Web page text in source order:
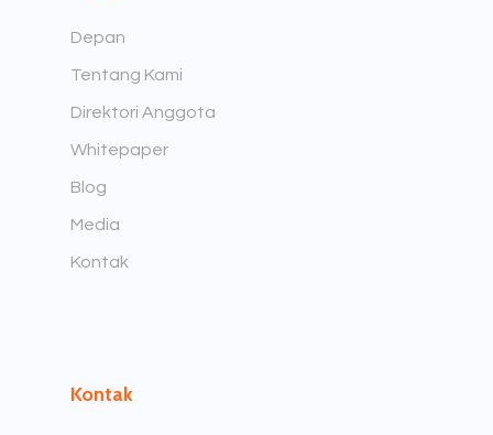
Depan
Tentang Kami
Direktori Anggota
Whitepaper
Blog
Media
Kontak
Kontak